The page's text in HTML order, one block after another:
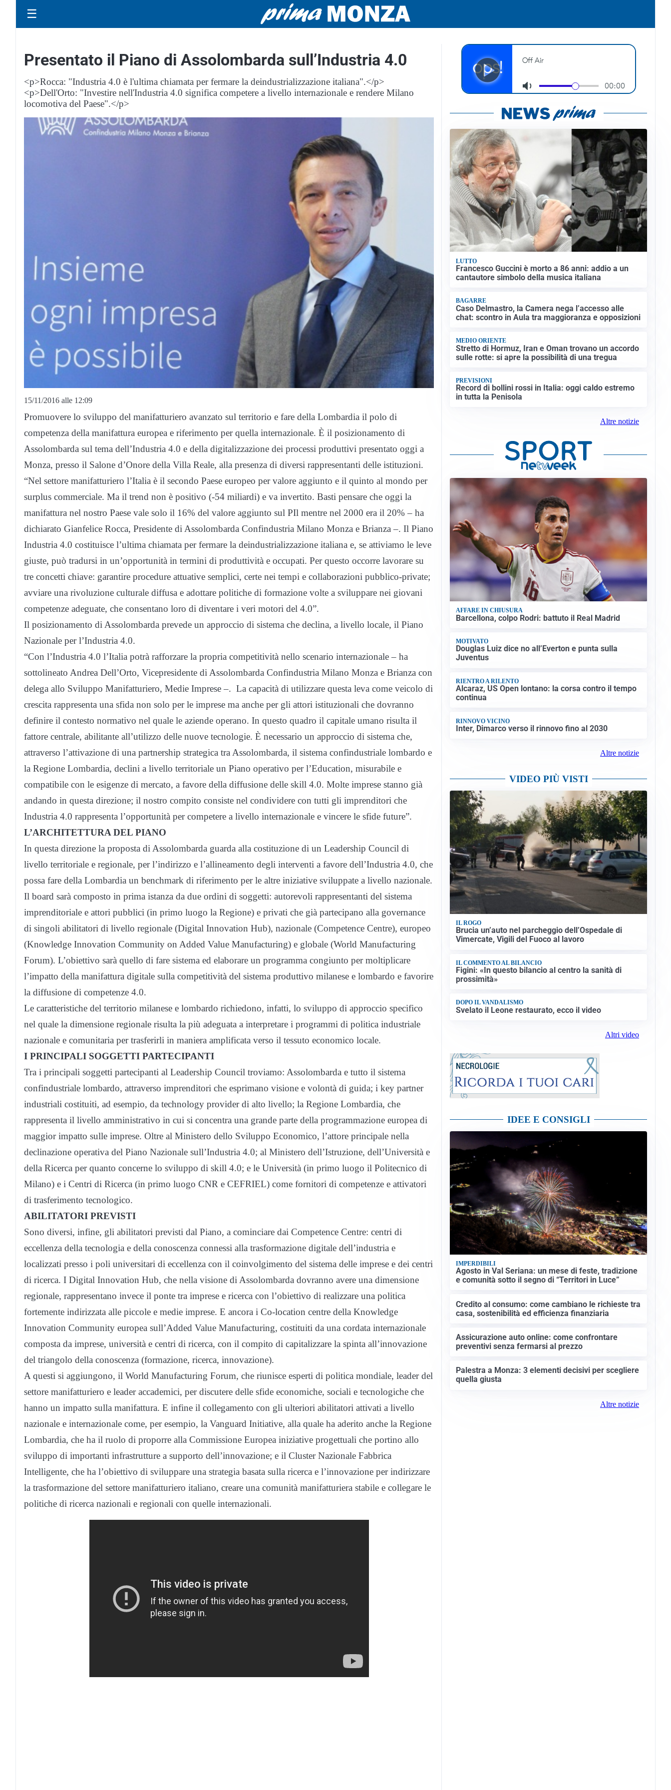
☰
Presentato il Piano di Assolombarda sull’Industria 4.0
<p>Rocca: "Industria 4.0 è l'ultima chiamata per fermare la deindustrializzazione italiana".</p>
<p>Dell'Orto: "Investire nell'Industria 4.0 significa competere a livello internazionale e rendere Milano
locomotiva del Paese".</p>
15/11/2016 alle 12:09
Promuovere lo sviluppo del manifatturiero avanzato sul territorio e fare della Lombardia il polo di
competenza della manifattura europea e riferimento per quella internazionale. È il posizionamento di
Assolombarda sul tema dell’Industria 4.0 e della digitalizzazione dei processi produttivi presentato oggi a
Monza, presso il Salone d’Onore della Villa Reale, alla presenza di diversi rappresentanti delle istituzioni.
“Nel settore manifatturiero l’Italia è il secondo Paese europeo per valore aggiunto e il quinto al mondo per
surplus commerciale. Ma il trend non è positivo (-54 miliardi) e va invertito. Basti pensare che oggi la
manifattura nel nostro Paese vale solo il 16% del valore aggiunto sul PIl mentre nel 2000 era il 20% – ha
dichiarato Gianfelice Rocca, Presidente di Assolombarda Confindustria Milano Monza e Brianza –. Il Piano
Industria 4.0 costituisce l’ultima chiamata per fermare la deindustrializzazione italiana e, se attiviamo le leve
giuste, può tradursi in un’opportunità in termini di produttività e occupati. Per questo occorre lavorare su
tre concetti chiave: garantire procedure attuative semplici, certe nei tempi e collaborazioni pubblico-private;
avviare una rivoluzione culturale diffusa e adottare politiche di formazione volte a sviluppare nei giovani
competenze adeguate, che consentano loro di diventare i veri motori del 4.0”.
Il posizionamento di Assolombarda prevede un approccio di sistema che declina, a livello locale, il Piano
Nazionale per l’Industria 4.0.
“Con l’Industria 4.0 l’Italia potrà rafforzare la propria competitività nello scenario internazionale – ha
sottolineato Andrea Dell’Orto, Vicepresidente di Assolombarda Confindustria Milano Monza e Brianza con
delega allo Sviluppo Manifatturiero, Medie Imprese –. La capacità di utilizzare questa leva come veicolo di
crescita rappresenta una sfida non solo per le imprese ma anche per gli attori istituzionali che dovranno
definire il contesto normativo nel quale le aziende operano. In questo quadro il capitale umano risulta il
fattore centrale, abilitante all’utilizzo delle nuove tecnologie. È necessario un approccio di sistema che,
attraverso l’attivazione di una partnership strategica tra Assolombarda, il sistema confindustriale lombardo e
la Regione Lombardia, declini a livello territoriale un Piano operativo per l’Education, misurabile e
compatibile con le esigenze di mercato, a favore della diffusione delle skill 4.0. Molte imprese stanno già
andando in questa direzione; il nostro compito consiste nel condividere con tutti gli imprenditori che
Industria 4.0 rappresenta l’opportunità per competere a livello internazionale e vincere le sfide future”.
L’ARCHITETTURA DEL PIANO
In questa direzione la proposta di Assolombarda guarda alla costituzione di un Leadership Council di
livello territoriale e regionale, per l’indirizzo e l’allineamento degli interventi a favore dell’Industria 4.0, che
possa fare della Lombardia un benchmark di riferimento per le altre iniziative sviluppate a livello nazionale.
Il board sarà composto in prima istanza da due ordini di soggetti: autorevoli rappresentanti del sistema
imprenditoriale e attori pubblici (in primo luogo la Regione) e privati che già partecipano alla governance
di singoli abilitatori di livello regionale (Digital Innovation Hub), nazionale (Competence Centre), europeo
(Knowledge Innovation Community on Added Value Manufacturing) e globale (World Manufacturing
Forum). L’obiettivo sarà quello di fare sistema ed elaborare un programma congiunto per moltiplicare
l’impatto della manifattura digitale sulla competitività del sistema produttivo milanese e lombardo e favorire
la diffusione di competenze 4.0.
Le caratteristiche del territorio milanese e lombardo richiedono, infatti, lo sviluppo di approccio specifico
nel quale la dimensione regionale risulta la più adeguata a interpretare i programmi di politica industriale
nazionale e comunitaria per trasferirli in maniera amplificata verso il tessuto economico locale.
I PRINCIPALI SOGGETTI PARTECIPANTI
Tra i principali soggetti partecipanti al Leadership Council troviamo: Assolombarda e tutto il sistema
confindustriale lombardo, attraverso imprenditori che esprimano visione e volontà di guida; i key partner
industriali costituiti, ad esempio, da technology provider di alto livello; la Regione Lombardia, che
rappresenta il livello amministrativo in cui si concentra una grande parte della programmazione europea di
maggior impatto sulle imprese. Oltre al Ministero dello Sviluppo Economico, l’attore principale nella
declinazione operativa del Piano Nazionale sull’Industria 4.0; al Ministero dell’Istruzione, dell’Università e
della Ricerca per quanto concerne lo sviluppo di skill 4.0; e le Università (in primo luogo il Politecnico di
Milano) e i Centri di Ricerca (in primo luogo CNR e CEFRIEL) come fornitori di competenze e attivatori
di trasferimento tecnologico.
ABILITATORI PREVISTI
Sono diversi, infine, gli abilitatori previsti dal Piano, a cominciare dai Competence Centre: centri di
eccellenza della tecnologia e della conoscenza connessi alla trasformazione digitale dell’industria e
localizzati presso i poli universitari di eccellenza con il coinvolgimento del sistema delle imprese e dei centri
di ricerca. I Digital Innovation Hub, che nella visione di Assolombarda dovranno avere una dimensione
regionale, rappresentano invece il ponte tra imprese e ricerca con l’obiettivo di realizzare una politica
fortemente indirizzata alle piccole e medie imprese. E ancora i Co-location centre della Knowledge
Innovation Community europea sull’Added Value Manufacturing, costituiti da una cordata internazionale
composta da imprese, università e centri di ricerca, con il compito di capitalizzare la spinta all’innovazione
del triangolo della conoscenza (formazione, ricerca, innovazione).
A questi si aggiungono, il World Manufacturing Forum, che riunisce esperti di politica mondiale, leader del
settore manifatturiero e leader accademici, per discutere delle sfide economiche, sociali e tecnologiche che
hanno un impatto sulla manifattura. E infine il collegamento con gli ulteriori abilitatori attivati a livello
nazionale e internazionale come, per esempio, la Vanguard Initiative, alla quale ha aderito anche la Regione
Lombardia, che ha il ruolo di proporre alla Commissione Europea iniziative progettuali che portino allo
sviluppo di importanti infrastrutture a supporto dell’innovazione; e il Cluster Nazionale Fabbrica
Intelligente, che ha l’obiettivo di sviluppare una strategia basata sulla ricerca e l’innovazione per indirizzare
la trasformazione del settore manifatturiero italiano, creare una comunità manifatturiera stabile e collegare le
politiche di ricerca nazionali e regionali con quelle internazionali.
LUTTO
Francesco Guccini è morto a 86 anni: addio a un
cantautore simbolo della musica italiana
BAGARRE
Caso Delmastro, la Camera nega l’accesso alle
chat: scontro in Aula tra maggioranza e opposizioni
MEDIO ORIENTE
Stretto di Hormuz, Iran e Oman trovano un accordo
sulle rotte: si apre la possibilità di una tregua
PREVISIONI
Record di bollini rossi in Italia: oggi caldo estremo
in tutta la Penisola
Altre notizie
AFFARE IN CHIUSURA
Barcellona, colpo Rodri: battuto il Real Madrid
MOTIVATO
Douglas Luiz dice no all’Everton e punta sulla
Juventus
RIENTRO A RILENTO
Alcaraz, US Open lontano: la corsa contro il tempo
continua
RINNOVO VICINO
Inter, Dimarco verso il rinnovo fino al 2030
Altre notizie
VIDEO PIÙ VISTI
IL ROGO
Brucia un’auto nel parcheggio dell’Ospedale di
Vimercate, Vigili del Fuoco al lavoro
IL COMMENTO AL BILANCIO
Figini: «In questo bilancio al centro la sanità di
prossimità»
DOPO IL VANDALISMO
Svelato il Leone restaurato, ecco il video
Altri video
IDEE E CONSIGLI
IMPERDIBILI
Agosto in Val Seriana: un mese di feste, tradizione
e comunità sotto il segno di “Territori in Luce”
Credito al consumo: come cambiano le richieste tra
casa, sostenibilità ed efficienza finanziaria
Assicurazione auto online: come confrontare
preventivi senza fermarsi al prezzo
Palestra a Monza: 3 elementi decisivi per scegliere
quella giusta
Altre notizie